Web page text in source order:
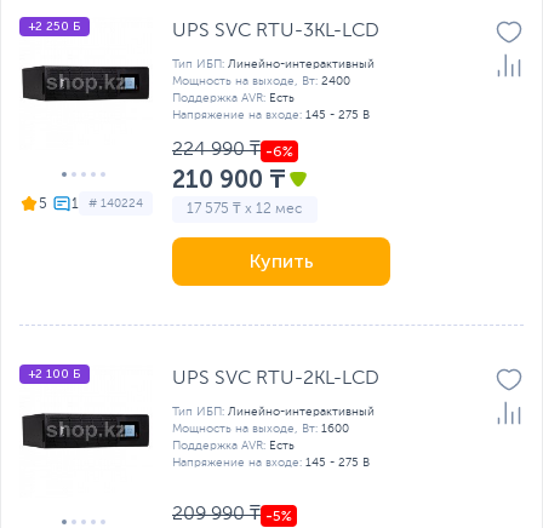
5 # 140224
+2 250 Б UPS SVC RTU-3KL-LСD
Тип ИБП: Линейно-интерактивный
Мощность на выходе, Вт: 2400
Поддержка AVR: Есть
Напряжение на входе: 145 - 275 В
224 990 ₸
210 900 ₸
17 575 ₸ x 12 мес
Купить
+2 100 Б UPS SVC RTU-2KL-LСD
Тип ИБП: Линейно-интерактивный
Мощность на выходе, Вт: 1600
Поддержка AVR: Есть
Напряжение на входе: 145 - 275 В
209 990 ₸